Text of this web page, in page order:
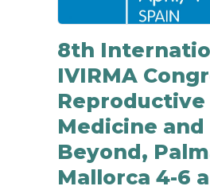
8th
IVIRMA
Reproductive
Medicine and
Beyond,
Mallorca 4-6